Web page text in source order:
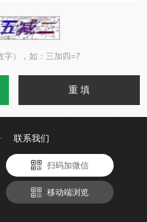
字），如：三加四=7
联系我们
扫码加微信
移动端浏览